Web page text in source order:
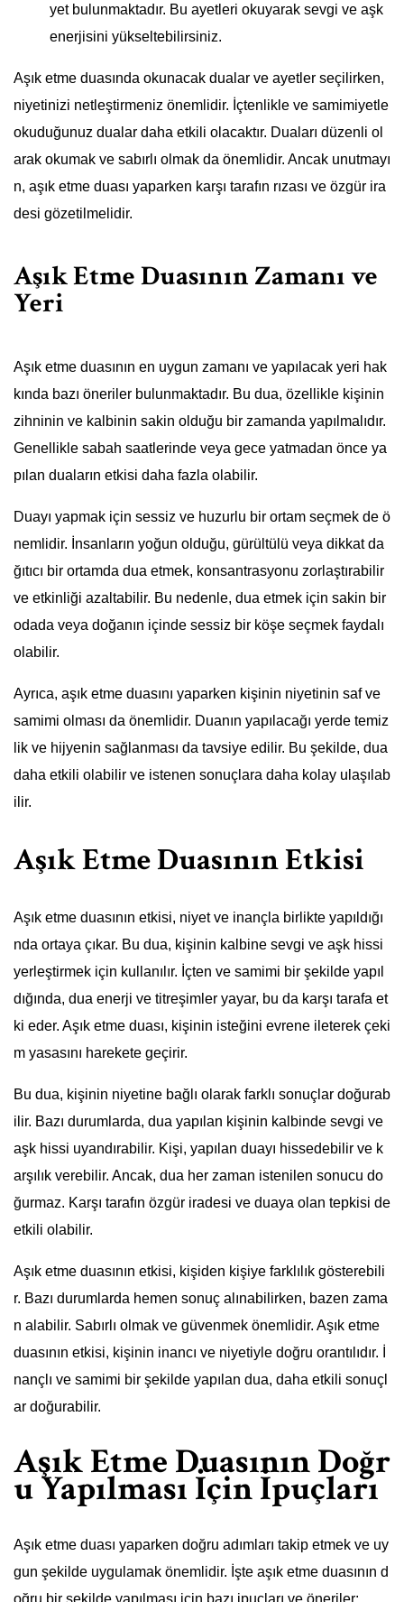
yet bulunmaktadır. Bu ayetleri okuyarak sevgi ve aşk
enerjisini yükseltebilirsiniz.
Aşık etme duasında okunacak dualar ve ayetler seçilirken,
niyetinizi netleştirmeniz önemlidir. İçtenlikle ve samimiyetle
okuduğunuz dualar daha etkili olacaktır. Duaları düzenli ol
arak okumak ve sabırlı olmak da önemlidir. Ancak unutmayı
n, aşık etme duası yaparken karşı tarafın rızası ve özgür ira
desi gözetilmelidir.
Aşık Etme Duasının Zamanı ve
Yeri
Aşık etme duasının en uygun zamanı ve yapılacak yeri hak
kında bazı öneriler bulunmaktadır. Bu dua, özellikle kişinin
zihninin ve kalbinin sakin olduğu bir zamanda yapılmalıdır.
Genellikle sabah saatlerinde veya gece yatmadan önce ya
pılan duaların etkisi daha fazla olabilir.
Duayı yapmak için sessiz ve huzurlu bir ortam seçmek de ö
nemlidir. İnsanların yoğun olduğu, gürültülü veya dikkat da
ğıtıcı bir ortamda dua etmek, konsantrasyonu zorlaştırabilir
ve etkinliği azaltabilir. Bu nedenle, dua etmek için sakin bir
odada veya doğanın içinde sessiz bir köşe seçmek faydalı
olabilir.
Ayrıca, aşık etme duasını yaparken kişinin niyetinin saf ve
samimi olması da önemlidir. Duanın yapılacağı yerde temiz
lik ve hijyenin sağlanması da tavsiye edilir. Bu şekilde, dua
daha etkili olabilir ve istenen sonuçlara daha kolay ulaşılab
ilir.
Aşık Etme Duasının Etkisi
Aşık etme duasının etkisi, niyet ve inançla birlikte yapıldığı
nda ortaya çıkar. Bu dua, kişinin kalbine sevgi ve aşk hissi
yerleştirmek için kullanılır. İçten ve samimi bir şekilde yapıl
dığında, dua enerji ve titreşimler yayar, bu da karşı tarafa et
ki eder. Aşık etme duası, kişinin isteğini evrene ileterek çeki
m yasasını harekete geçirir.
Bu dua, kişinin niyetine bağlı olarak farklı sonuçlar doğurab
ilir. Bazı durumlarda, dua yapılan kişinin kalbinde sevgi ve
aşk hissi uyandırabilir. Kişi, yapılan duayı hissedebilir ve k
arşılık verebilir. Ancak, dua her zaman istenilen sonucu do
ğurmaz. Karşı tarafın özgür iradesi ve duaya olan tepkisi de
etkili olabilir.
Aşık etme duasının etkisi, kişiden kişiye farklılık gösterebili
r. Bazı durumlarda hemen sonuç alınabilirken, bazen zama
n alabilir. Sabırlı olmak ve güvenmek önemlidir. Aşık etme
duasının etkisi, kişinin inancı ve niyetiyle doğru orantılıdır. İ
nançlı ve samimi bir şekilde yapılan dua, daha etkili sonuçl
ar doğurabilir.
Aşık Etme Duasının Doğr
u Yapılması İçin İpuçları
Aşık etme duası yaparken doğru adımları takip etmek ve uy
gun şekilde uygulamak önemlidir. İşte aşık etme duasının d
oğru bir şekilde yapılması için bazı ipuçları ve öneriler: